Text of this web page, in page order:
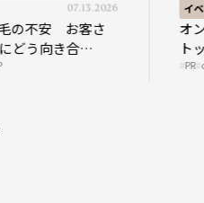
オンライン診療サービス「
トップサロンの薄毛ケア提案術